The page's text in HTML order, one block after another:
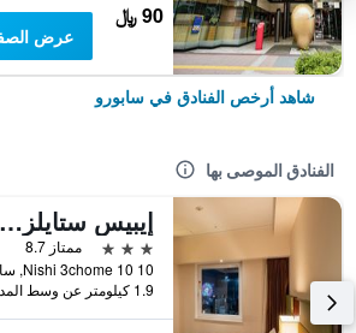
90 ﷼
عرض
شاهد أرخص الفنادق في سابورو
الفنادق الموصى بها
إيبيس ستايلز سابورو
3 نجوم
ممتاز 8.7
1.9 كيلومتر عن وسط المدينة